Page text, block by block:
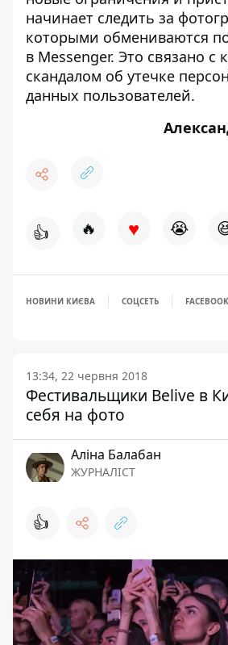
начинает следить за
которыми обмениваются
в Messenger. Это связано с
скандалом об утечке
данных пользователей.
👍 🔥 ♥ 😭
НОВИНИ КИЄВА СОЦСЕТЬ FACEBOOK
13:34, 22 червня 2018
Фестивальщики Belive в
себя на фото
Аліна Балабан
ЖУРНАЛІСТ
👍